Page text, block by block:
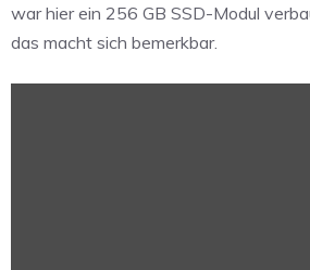
war hier ein 256 GB SSD-Modul
das macht sich bemerkbar.